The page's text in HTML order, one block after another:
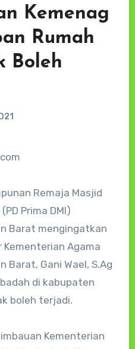
Kemenag
Rumah
Boleh
Remaja Masjid
Prima DMI)
Barat mengingatkan
Kementerian Agama
Barat, Gani Wael, S.Ag
di kabupaten
boleh terjadi.
Kementerian